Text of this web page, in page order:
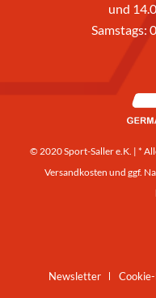
und
Samstags:
© 2020 Sport-Saller e.K. | *
Versandkosten und ggf.
Newsletter